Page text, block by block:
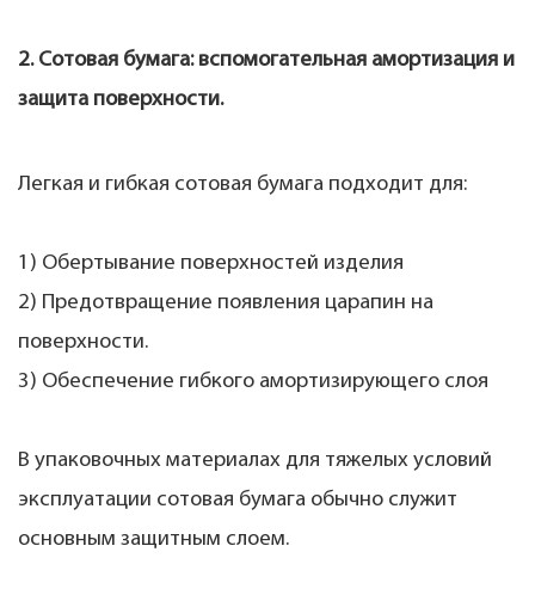
2. Сотовая бумага: вспомогательная амортизация и
защита поверхности.
Легкая и гибкая сотовая бумага подходит для:
1) Обертывание поверхностей изделия
2) Предотвращение появления царапин на
поверхности.
3) Обеспечение гибкого амортизирующего слоя
В упаковочных материалах для тяжелых условий
эксплуатации сотовая бумага обычно служит
основным защитным слоем.